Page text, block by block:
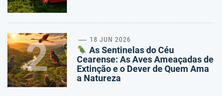
2 18 JUN 2026
As Sentinelas do Céu
Cearense: As Aves Ameaçadas de
Extinção e o Dever de Quem Ama
a Natureza